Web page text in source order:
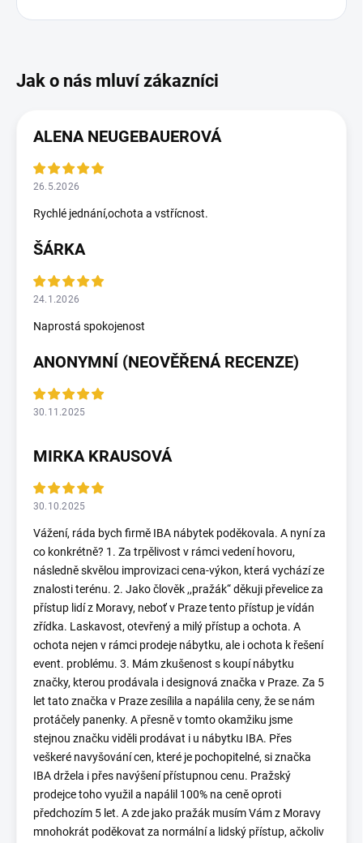
ALENA NEUGEBAUEROVÁ
26.5.2026
Rychlé jednání,ochota a vstřícnost.
ŠÁRKA
24.1.2026
Naprostá spokojenost
ANONYMNÍ (NEOVĚŘENÁ RECENZE)
30.11.2025
MIRKA KRAUSOVÁ
30.10.2025
Vážení, ráda bych firmě IBA nábytek poděkovala. A nyní za
co konkrétně? 1. Za trpělivost v rámci vedení hovoru,
následně skvělou improvizaci cena-výkon, která vychází ze
znalosti terénu. 2. Jako člověk ,,pražák“ děkuji převelice za
přístup lidí z Moravy, neboť v Praze tento přístup je vídán
zřídka. Laskavost, otevřený a milý přístup a ochota. A
ochota nejen v rámci prodeje nábytku, ale i ochota k řešení
event. problému. 3. Mám zkušenost s koupí nábytku
značky, kterou prodávala i designová značka v Praze. Za 5
let tato značka v Praze zesílila a napálila ceny, že se nám
protáčely panenky. A přesně v tomto okamžiku jsme
stejnou značku viděli prodávat i u nábytku IBA. Přes
veškeré navyšování cen, které je pochopitelné, si značka
IBA držela i přes navýšení přístupnou cenu. Pražský
prodejce toho využil a napálil 100% na ceně oproti
předchozím 5 let. A zde jako pražák musím Vám z Moravy
mnohokrát poděkovat za normální a lidský přístup, ačkoliv